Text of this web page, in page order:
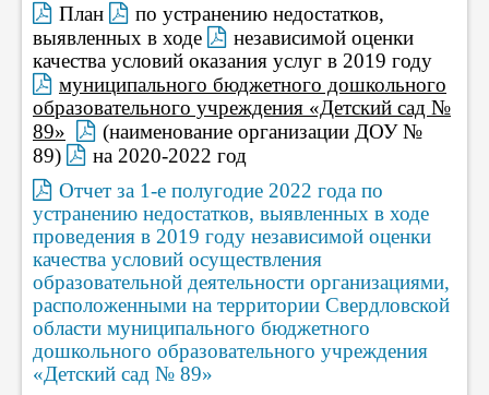
План
по устранению недостатков,
выявленных в ходе
независимой оценки
качества условий оказания услуг в 2019 году
муниципального бюджетного дошкольного
образовательного учреждения «Детский сад №
89»
(наименование организации ДОУ №
89)
на 2020-2022 год
Отчет за 1-е полугодие 2022 года по
устранению недостатков, выявленных в ходе
проведения в 2019 году независимой оценки
качества условий осуществления
образовательной деятельности организациями,
расположенными на территории Свердловской
области муниципального бюджетного
дошкольного образовательного учреждения
«Детский сад № 89»